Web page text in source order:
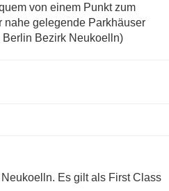
von einem Punkt zum
nahe gelegende Parkhäuser
Bezirk Neukoelln)
Es gilt als First Class